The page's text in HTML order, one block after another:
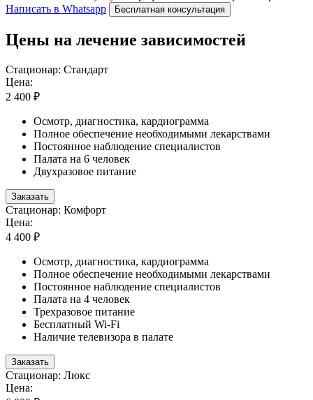
Написать в Whatsapp
Бесплатная консультация
Цены на лечение зависимостей
Стационар: Стандарт
Цена:
2 400 ₽
Осмотр, диагностика, кардиограмма
Полное обеспечение необходимыми лекарствами
Постоянное наблюдение специалистов
Палата на 6 человек
Двухразовое питание
Заказать
Стационар: Комфорт
Цена:
4 400 ₽
Осмотр, диагностика, кардиограмма
Полное обеспечение необходимыми лекарствами
Постоянное наблюдение специалистов
Палата на 4 человек
Трехразовое питание
Бесплатный Wi-Fi
Наличие телевизора в палате
Заказать
Стационар: Люкс
Цена: